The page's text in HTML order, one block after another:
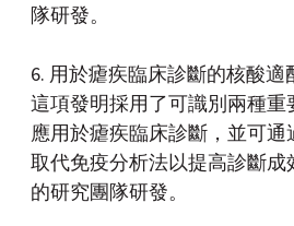
隊研發。
6. 用於瘧疾臨床診斷的核酸適
這項發明採用了可識別兩種
應用於瘧疾臨床診斷，並可
取代免疫分析法以提高診斷
的研究團隊研發。